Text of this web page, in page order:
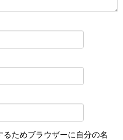
ためブラウザーに自分の名